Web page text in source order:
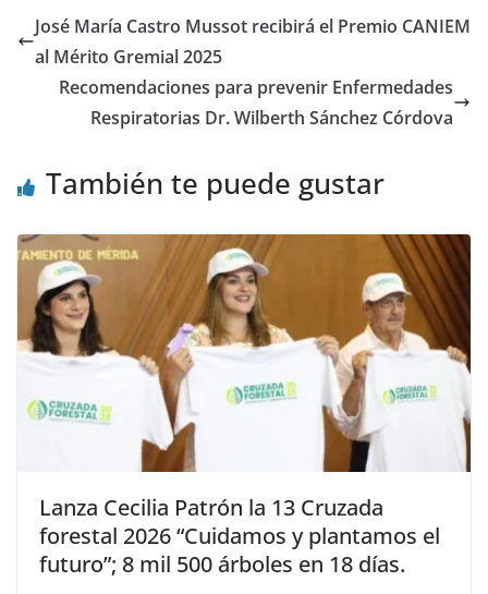
José María Castro Mussot recibirá el Premio CANIEM
al Mérito Gremial 2025
Recomendaciones para prevenir Enfermedades
Respiratorias Dr. Wilberth Sánchez Córdova
También te puede gustar
Lanza Cecilia Patrón la 13 Cruzada
forestal 2026 “Cuidamos y plantamos el
futuro”; 8 mil 500 árboles en 18 días.